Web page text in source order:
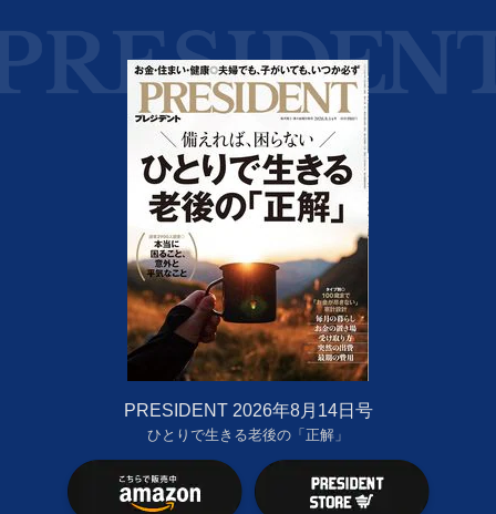
PRESIDENT 2026年8月14日号
ひとりで生きる老後の「正解」